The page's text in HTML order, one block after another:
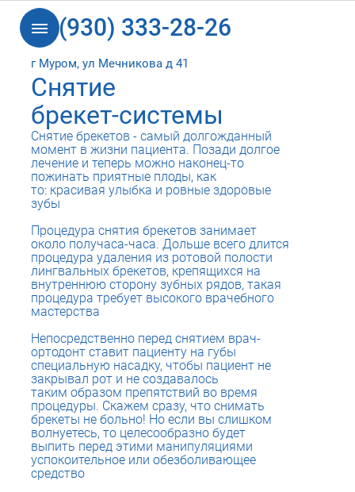
8 (930) 333-28-26
г Муром, ул Мечникова д 41
Снятие
брекет-системы
Снятие брекетов - самый долгожданный
момент в жизни пациента. Позади долгое
лечение и теперь можно наконец-то
пожинать приятные плоды, как
то: красивая улыбка и ровные здоровые
зубы
Процедура снятия брекетов занимает
около получаса-часа. Дольше всего длится
процедура удаления из ротовой полости
лингвальных брекетов, крепящихся на
внутреннюю сторону зубных рядов, такая
процедура требует высокого врачебного
мастерства
Непосредственно перед снятием врач-
ортодонт ставит пациенту на губы
специальную насадку, чтобы пациент не
закрывал рот и не создавалось
таким образом препятствий во время
процедуры. Скажем сразу, что снимать
брекеты не больно! Но если вы слишком
волнуетесь, то целесообразно будет
выпить перед этими манипуляциями
успокоительное или обезболивающее
средство